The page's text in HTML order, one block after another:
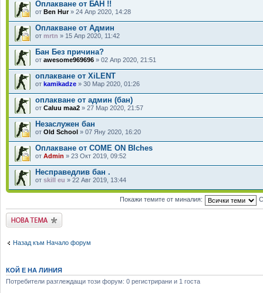
Оплакване от БАН !!
от Ben Hur» 24 Апр 2020, 14:28
Оплакване от Админ
от mrtn » 15 Апр 2020, 11:42
Бан Без причина?
от awesome969696 » 02 Апр 2020, 21:51
оплакване от XiLENT
от kamikadze » 30 Мар 2020, 01:26
оплакване от админ (бан)
от Caluu maa2 » 27 Мар 2020, 21:57
Незаслужен бан
от Old School » 07 Яну 2020, 16:20
Оплакване от COME ON BIches
от Admin » 23 Окт 2019, 09:52
Несправедлив бан .
от skill eu » 22 Авг 2019, 13:44
Покажи темите от миналия:
Публикувай нова
тема
Назад към Начало форум
КОЙ Е НА ЛИНИЯ
Потребители разглеждащи този форум: 0 регистрирани и 1 госта